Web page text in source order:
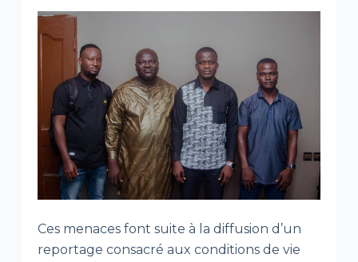
Ces menaces font suite à la diffusion d’un
reportage consacré aux conditions de vie